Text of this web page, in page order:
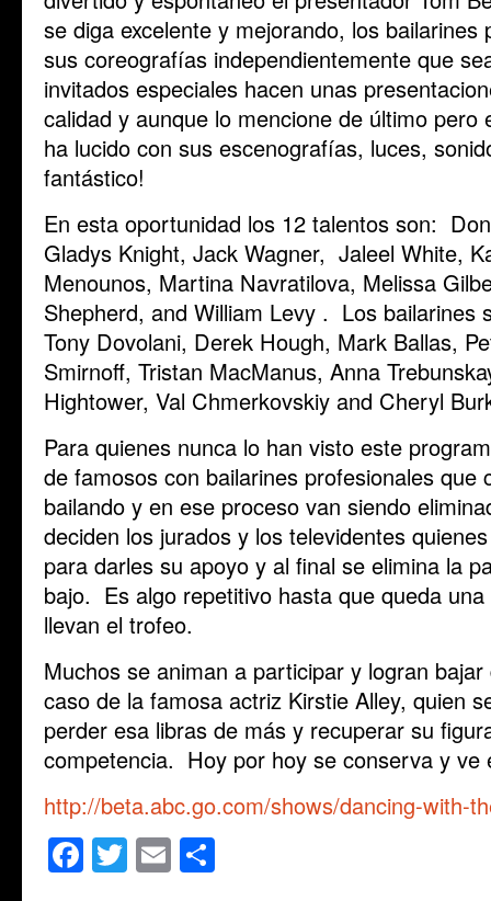
se diga excelente y mejorando, los bailarines
sus coreografías independientemente que
invitados especiales hacen unas
calidad y aunque lo mencione de último
ha lucido con sus escenografías, luces,
fantástico!
En esta oportunidad los 12 talentos son:
Gladys Knight, Jack Wagner, Jaleel White,
Menounos, Martina Navratilova, Melissa
Shepherd, and William Levy . Los bailarines
Tony Dovolani, Derek Hough, Mark Ballas,
Smirnoff, Tristan MacManus, Anna
Hightower, Val Chmerkovskiy and Cheryl
Para quienes nunca lo han visto este
de famosos con bailarines profesionales que
bailando y en ese proceso van siendo
deciden los jurados y los televidentes
para darles su apoyo y al final se elimina la
bajo. Es algo repetitivo hasta que queda
llevan el trofeo.
Muchos se animan a participar y logran
caso de la famosa actriz Kirstie Alley, quien
perder esa libras de más y recuperar su
competencia. Hoy por hoy se conserva y ve
http://beta.abc.go.com/shows/dancing-with-
Facebook
Twitter
Email